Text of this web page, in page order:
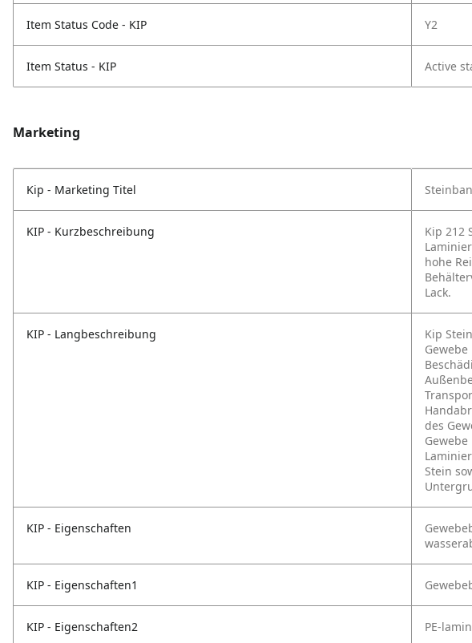
Item Status Code - KIP Y2
Item Status - KIP Active
Marketing
Kip - Marketing Titel
KIP - Kurzbeschreibung
Kip 212
hohe
Lack.
KIP - Langbeschreibung
Kip
des
Stein
KIP - Eigenschaften
KIP - Eigenschaften1
KIP - Eigenschaften2 PE-